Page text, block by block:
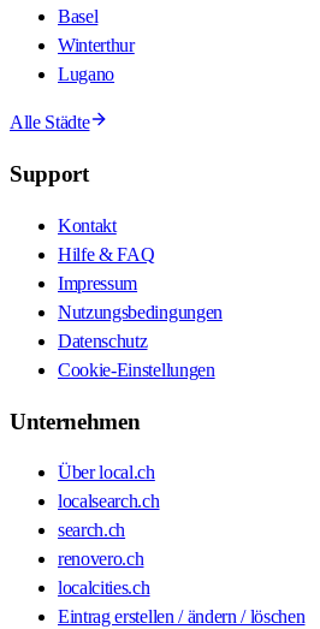
Basel
Winterthur
Lugano
Alle Städte
Support
Kontakt
Hilfe & FAQ
Impressum
Nutzungsbedingungen
Datenschutz
Cookie-Einstellungen
Unternehmen
Über local.ch
localsearch.ch
search.ch
renovero.ch
localcities.ch
Eintrag erstellen / ändern / löschen